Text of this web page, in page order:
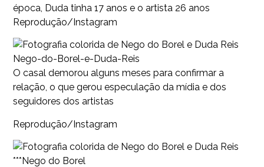
época, Duda tinha 17 anos e o artista 26 anos
Reprodução/Instagram
Nego-do-Borel-e-Duda-Reis
O casal demorou alguns meses para confirmar a
relação, o que gerou especulação da mídia e dos
seguidores dos artistas
Reprodução/Instagram
***Nego do Borel